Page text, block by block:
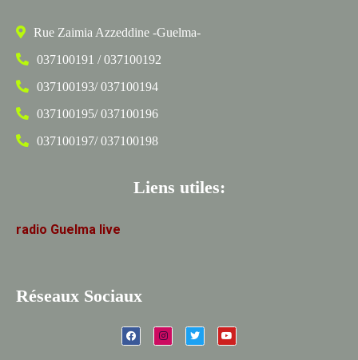
Rue Zaimia Azzeddine -Guelma-
037100191 / 037100192
037100193/ 037100194
037100195/ 037100196
037100197/ 037100198
Liens utiles:
radio Guelma live
Réseaux Sociaux